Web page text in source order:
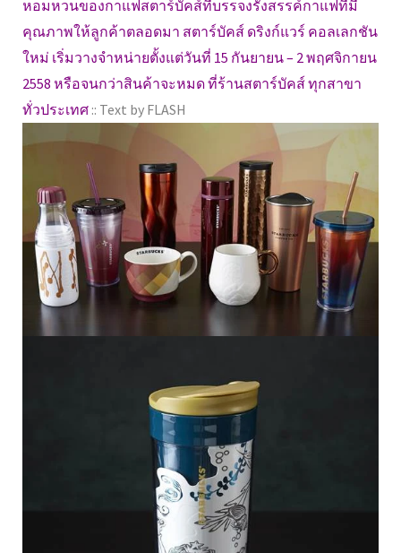
หอมหวนของกาแฟสตาร์บัคส์ที่บรรจงรังสรรค์กาแฟที่มี
คุณภาพให้ลูกค้าตลอดมา สตาร์บัคส์ ดริงก์แวร์ คอลเลกชัน
ใหม่ เริ่มวางจำหน่ายตั้งแต่วันที่ 15 กันยายน – 2 พฤศจิกายน
2558 หรือจนกว่าสินค้าจะหมด ที่ร้านสตาร์บัคส์ ทุกสาขา
ทั่วประเทศ :: Text by FLASH